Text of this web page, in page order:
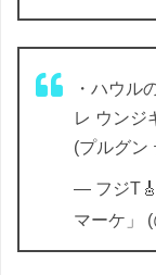
・ハウル
レ ウンジ
(プルグン
— フジ
マーケ」